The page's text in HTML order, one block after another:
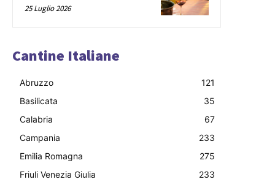
25 Luglio 2026
Cantine Italiane
Abruzzo
121
Basilicata
35
Calabria
67
Campania
233
Emilia Romagna
275
Friuli Venezia Giulia
233